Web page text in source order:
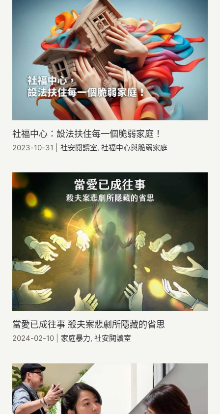
社福中心：設法扶住每一個脆弱家庭！
2023-10-31 社安閱讀室,社福中心與脆弱家庭
當愛已成往事 殺夫案悲劇所隱藏的省思
2024-02-10 家庭暴力,社安閱讀室